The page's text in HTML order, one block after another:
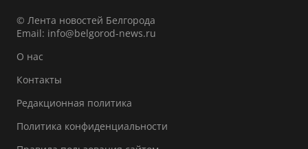
© Лента новостей Белгорода
Email: info@belgorod-news.ru
О нас
Контакты
Редакционная политика
Политика конфиденциальности